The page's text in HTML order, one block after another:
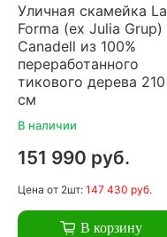
Уличная скамейка La
Forma (ex Julia Grup)
Canadell из 100%
переработанного
тикового дерева 210
см
В наличии
151 990 руб.
Цена от 2шт: 147 430 руб.
В корзину